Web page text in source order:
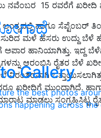
Gallery
the best photos
happening across
ನವೆಂಬರ 15 ರವರೆಗೆ
ಹಾಗೂ ಸೆಪ್ಟೆಂಬರ್
ಮಳೆ ಹೆಸರು ಉದ್ದು ಬೆಳೆ
ಅಪಾರ ಹಾನಿಯಾಗಿತ್ತು. ಇದ್ದ
ಆರಂಭಿಸಿ ರೈತರ ಬೆಳೆ
ನಿರಂತರವಾಗಿ
ಖರೀದಿಗೆ ಮುಂದಾಗಿದೆ.
ಮಾಡಲು ಸಂಗ್ರಹಿಸಿಟ್ಟ